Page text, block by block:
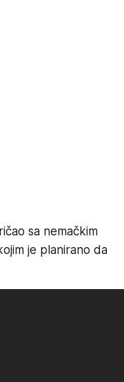
sa nemačkim
je planirano da